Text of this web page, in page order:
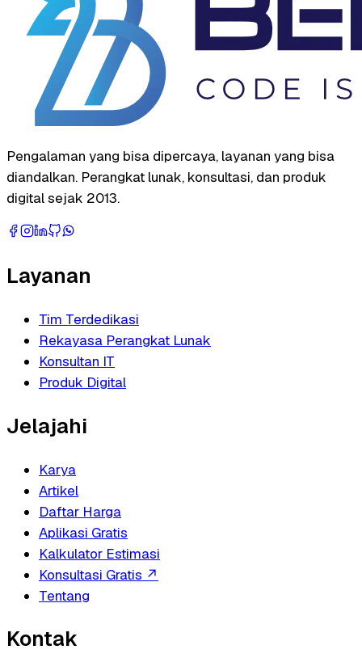
Pengalaman yang bisa dipercaya, layanan yang bisa
diandalkan. Perangkat lunak, konsultasi, dan produk
digital sejak 2013.
Layanan
Tim Terdedikasi
Rekayasa Perangkat Lunak
Konsultan IT
Produk Digital
Jelajahi
Karya
Artikel
Daftar Harga
Aplikasi Gratis
Kalkulator Estimasi
Konsultasi Gratis ↗
Tentang
Kontak